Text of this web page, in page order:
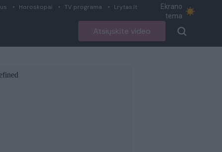
Horoskopai TV programa Lrytas.lt
Ekrano
tema
Atsiųskite video